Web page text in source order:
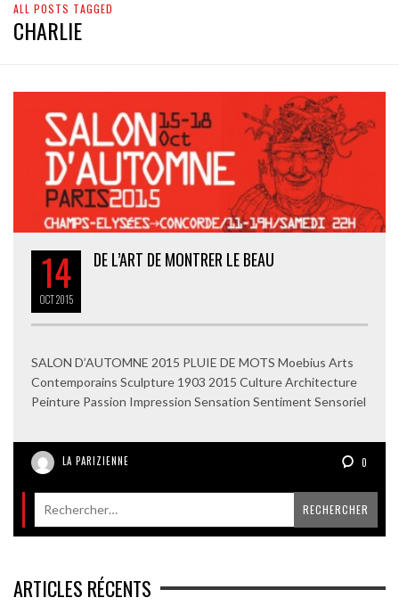
ALL POSTS TAGGED
CHARLIE
14
OCT2015
DE L’ART DE MONTRER LE BEAU
SALON D’AUTOMNE 2015 PLUIE DE MOTS Moebius Arts
Contemporains Sculpture 1903 2015 Culture Architecture
Peinture Passion Impression Sensation Sentiment Sensoriel
LA PARIZIENNE 0
ARTICLES RÉCENTS